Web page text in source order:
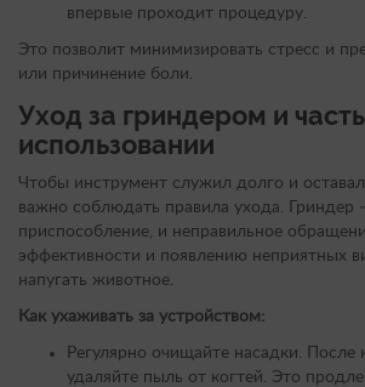
впервые проходит процедуру.
Это позволит минимизировать стресс и
или причинение боли.
Уход за гриндером и
использовании
Чтобы инструмент служил долго и
важно соблюдать правила ухода. Гриндер
приспособление, и неправильное
эффективности и появлению неприятных
напугать животное.
Как ухаживать за устройством:
Регулярно очищайте насадки. После
удаляйте пыль от когтей. Это